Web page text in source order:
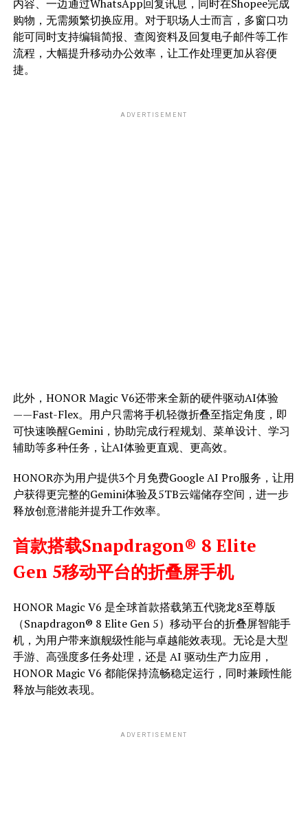
内容、一边通过WhatsApp回复讯息，同时在Shopee完成
购物，无需频繁切换应用。对于职场人士而言，多窗口功
能可同时支持编辑简报、查阅资料及回复电子邮件等工作
流程，大幅提升移动办公效率，让工作处理更加从容便
捷。
ADVERTISEMENT
此外，HONOR Magic V6还带来全新的硬件驱动AI体验
——Fast-Flex。用户只需将手机轻微折叠至指定角度，即
可快速唤醒Gemini，协助完成行程规划、菜单设计、学习
辅助等多种任务，让AI体验更直观、更高效。
HONOR亦为用户提供3个月免费Google AI Pro服务，让用
户获得更完整的Gemini体验及5TB云端储存空间，进一步
释放创意潜能并提升工作效率。
首款搭载Snapdragon® 8 Elite
Gen 5移动平台的折叠屏手机
HONOR Magic V6 是全球首款搭载第五代骁龙8至尊版
（Snapdragon® 8 Elite Gen 5）移动平台的折叠屏智能手
机，为用户带来旗舰级性能与卓越能效表现。无论是大型
手游、高强度多任务处理，还是 AI 驱动生产力应用，
HONOR Magic V6 都能保持流畅稳定运行，同时兼顾性能
释放与能效表现。
ADVERTISEMENT